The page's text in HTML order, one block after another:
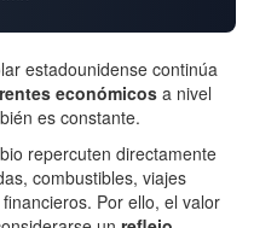
estadounidense continúa
económicos a nivel
es constante.
repercuten directamente
combustibles, viajes
Por ello, el valor